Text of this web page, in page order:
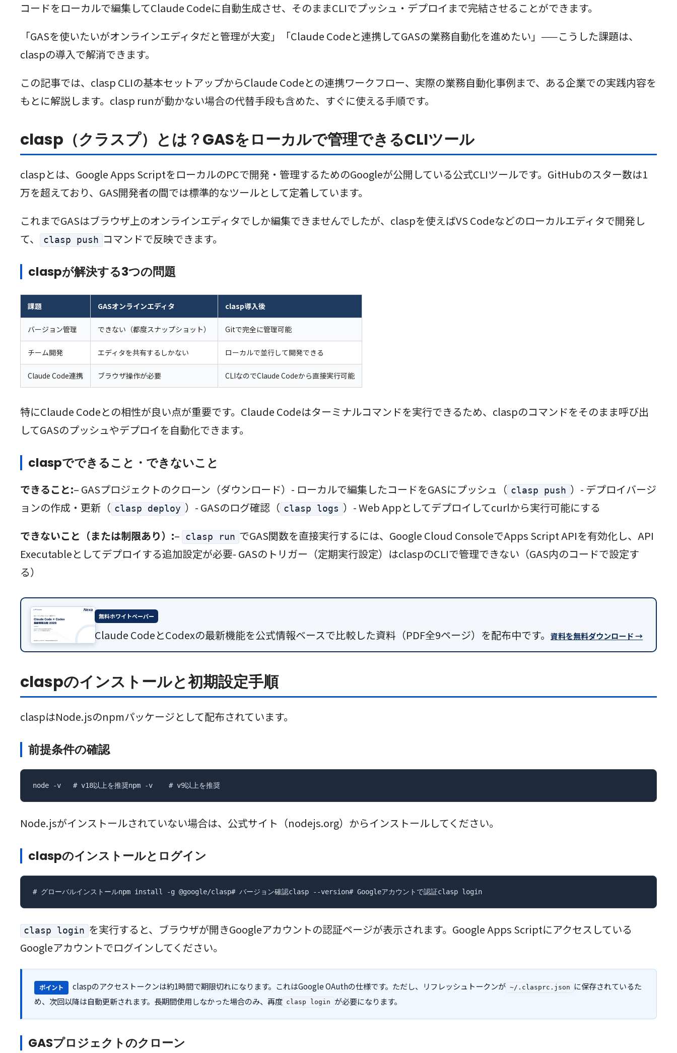
コードをローカルで編集してClaude Codeに自動生成させ、そのままCLIでプッシュ・デプロイまで完結させることができます。
「GASを使いたいがオンラインエディタだと管理が大変」「Claude Codeと連携してGASの業務自動化を進めたい」——こうした課題は、
claspの導入で解消できます。
この記事では、clasp CLIの基本セットアップからClaude Codeとの連携ワークフロー、実際の業務自動化事例まで、ある企業での実践内容を
もとに解説します。clasp runが動かない場合の代替手段も含めた、すぐに使える手順です。
clasp（クラスプ）とは？GASをローカルで管理できるCLIツール
claspとは、Google Apps ScriptをローカルのPCで開発・管理するためのGoogleが公開している公式CLIツールです。GitHubのスター数は1
万を超えており、GAS開発者の間では標準的なツールとして定着しています。
これまでGASはブラウザ上のオンラインエディタでしか編集できませんでしたが、claspを使えばVS Codeなどのローカルエディタで開発し
て、
clasp push コマンドで反映できます。
claspが解決する3つの問題
課題 GASオンラインエディタ clasp導入後
バージョン管理 できない（都度スナップショット） Gitで完全に管理可能
チーム開発 エディタを共有するしかない ローカルで並行して開発できる
Claude Code連携 ブラウザ操作が必要 CLIなのでClaude Codeから直接実行可能
特にClaude Codeとの相性が良い点が重要です。Claude Codeはターミナルコマンドを実行できるため、claspのコマンドをそのまま呼び出
してGASのプッシュやデプロイを自動化できます。
claspでできること・できないこと
できること:– GASプロジェクトのクローン（ダウンロード）- ローカルで編集したコードをGASにプッシュ（ clasp push ）- デプロイバージ
ョンの作成・更新（ clasp deploy ）- GASのログ確認（ clasp logs ）- Web Appとしてデプロイしてcurlから実行可能にする
できないこと（または制限あり）:– clasp run でGAS関数を直接実行するには、Google Cloud ConsoleでApps Script APIを有効化し、API
Executableとしてデプロイする追加設定が必要- GASのトリガー（定期実行設定）はclaspのCLIで管理できない（GAS内のコードで設定す
る）
無料ホワイトペーパー
Claude CodeとCodexの最新機能を公式情報ベースで比較した資料（PDF全9ページ）を配布中です。 資料を無料ダウンロード →
claspのインストールと初期設定手順
claspはNode.jsのnpmパッケージとして配布されています。
前提条件の確認
node -v   # v18以上を推奨npm -v    # v9以上を推奨
Node.jsがインストールされていない場合は、公式サイト（nodejs.org）からインストールしてください。
claspのインストールとログイン
# グローバルインストールnpm install -g @google/clasp# バージョン確認clasp --version# Googleアカウントで認証clasp login
clasp login を実行すると、ブラウザが開きGoogleアカウントの認証ページが表示されます。Google Apps Scriptにアクセスしている
Googleアカウントでログインしてください。
ポイント claspのアクセストークンは約1時間で期限切れになります。これはGoogle OAuthの仕様です。ただし、リフレッシュトークンが ~/.clasprc.json
に保存されているた
め、次回以降は自動更新されます。長期間使用しなかった場合のみ、再度 clasp login が必要になります。
GASプロジェクトのクローン